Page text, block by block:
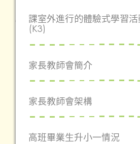
課室外進行的體驗式學習
(K3)
家長教師會簡介
家長教師會架構
高班畢業生升小一情況